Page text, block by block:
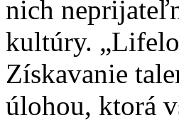
nich
kultúry.
Získavanie
úlohou, ktorá